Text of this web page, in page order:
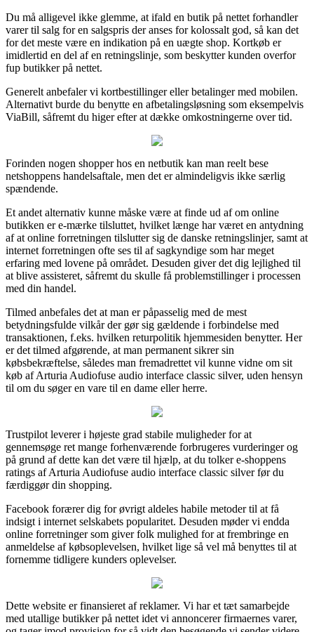
Du må alligevel ikke glemme, at ifald en butik på nettet forhandler
varer til salg for en salgspris der anses for kolossalt god, så kan det
for det meste være en indikation på en uægte shop. Kortkøb er
imidlertid en del af en retningslinje, som beskytter kunden overfor
fup butikker på nettet.
Generelt anbefaler vi kortbestillinger eller betalinger med mobilen.
Alternativt burde du benytte en afbetalingsløsning som eksempelvis
ViaBill, såfremt du higer efter at dække omkostningerne over tid.
Forinden nogen shopper hos en netbutik kan man reelt bese
netshoppens handelsaftale, men det er almindeligvis ikke særlig
spændende.
Et andet alternativ kunne måske være at finde ud af om online
butikken er e-mærke tilsluttet, hvilket længe har været en antydning
af at online forretningen tilslutter sig de danske retningslinjer, samt at
internet forretningen ofte ses til af sagkyndige som har meget
erfaring med lovene på området. Desuden giver det dig lejlighed til
at blive assisteret, såfremt du skulle få problemstillinger i processen
med din handel.
Tilmed anbefales det at man er påpasselig med de mest
betydningsfulde vilkår der gør sig gældende i forbindelse med
transaktionen, f.eks. hvilken returpolitik hjemmesiden benytter. Her
er det tilmed afgørende, at man permanent sikrer sin
købsbekræftelse, således man fremadrettet vil kunne vidne om sit
køb af Arturia Audiofuse audio interface classic silver, uden hensyn
til om du søger en vare til en dame eller herre.
Trustpilot leverer i højeste grad stabile muligheder for at
gennemsøge ret mange forhenværende forbrugeres vurderinger og
på grund af dette kan det være til hjælp, at du tolker e-shoppens
ratings af Arturia Audiofuse audio interface classic silver før du
færdiggør din shopping.
Facebook forærer dig for øvrigt aldeles habile metoder til at få
indsigt i internet selskabets popularitet. Desuden møder vi endda
online forretninger som giver folk mulighed for at frembringe en
anmeldelse af købsoplevelsen, hvilket lige så vel må benyttes til at
fornemme tidligere kunders oplevelser.
Dette website er finansieret af reklamer. Vi har et tæt samarbejde
med utallige butikker på nettet idet vi annoncerer firmaernes varer,